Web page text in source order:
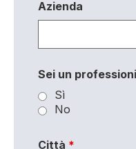
Azienda
Sei un
Sì
No
Città *